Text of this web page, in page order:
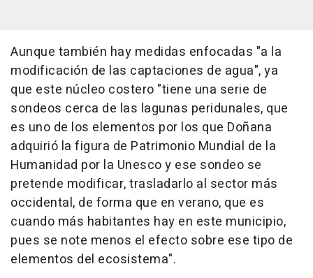
Aunque también hay medidas enfocadas "a la
modificación de las captaciones de agua", ya
que este núcleo costero "tiene una serie de
sondeos cerca de las lagunas peridunales, que
es uno de los elementos por los que Doñana
adquirió la figura de Patrimonio Mundial de la
Humanidad por la Unesco y ese sondeo se
pretende modificar, trasladarlo al sector más
occidental, de forma que en verano, que es
cuando más habitantes hay en este municipio,
pues se note menos el efecto sobre ese tipo de
elementos del ecosistema".